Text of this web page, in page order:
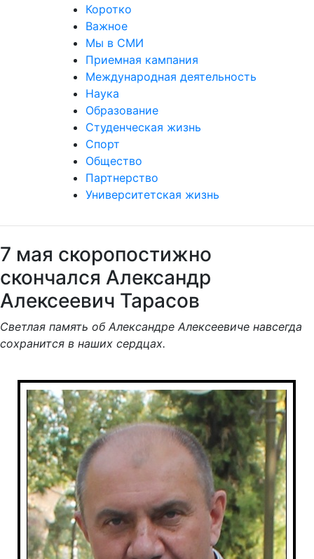
Коротко
Важное
Мы в СМИ
Приемная кампания
Международная деятельность
Наука
Образование
Студенческая жизнь
Спорт
Общество
Партнерство
Университетская жизнь
7 мая скоропостижно
скончался Александр
Алексеевич Тарасов
Светлая память об Александре Алексеевиче навсегда
сохранится в наших сердцах.